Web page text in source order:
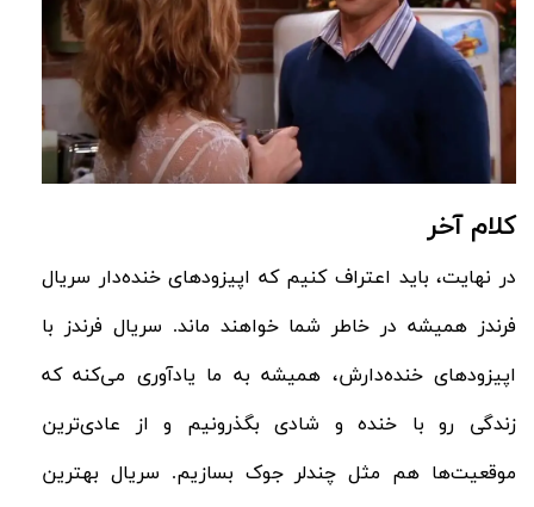
کلام آخر
در نهایت، باید اعتراف کنیم که اپیزودهای خنده‌دار سریال
فرندز همیشه در خاطر شما خواهند ماند. سریال فرندز با
اپیزودهای خنده‌دارش، همیشه به ما یادآوری می‌کنه که
زندگی رو با خنده و شادی بگذرونیم و از عادی‌ترین
موقعیت‌ها هم مثل چندلر جوک بسازیم. سریال بهترین